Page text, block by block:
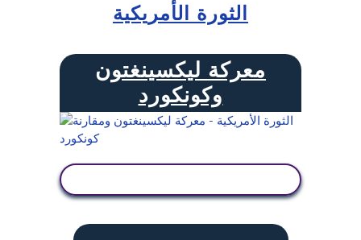
الثورة الأمريكية
معركة ليكسينغتون
وكونكورد